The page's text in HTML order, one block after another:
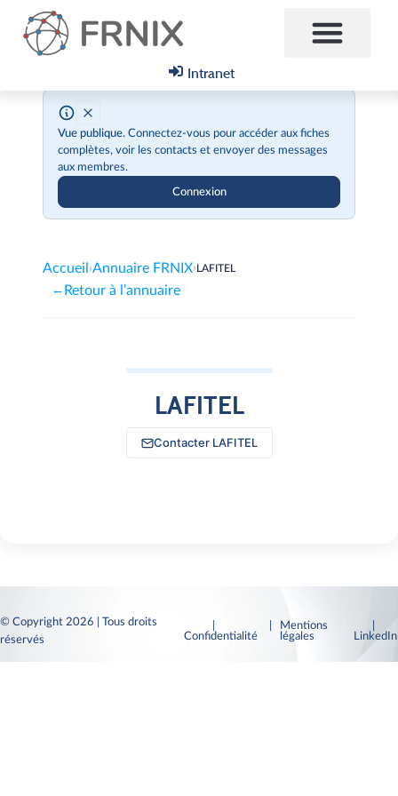
Intranet
Vue publique. Connectez-vous pour accéder aux fiches
complètes, voir les contacts et envoyer des messages
aux membres.
Connexion
Accueil ›Annuaire FRNIX›LAFITEL
← Retour à l’annuaire
LAFITEL
Contacter LAFITEL
© Copyright 2026 | Tous droits
réservés
Confidentialité
| Mentions
légales